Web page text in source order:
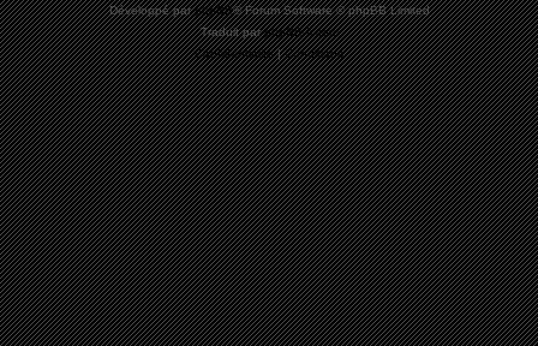
Développé parphpBB® Forum Software © phpBB Limited
Traduit parphpBB-fr.com
Confidentialité|Conditions